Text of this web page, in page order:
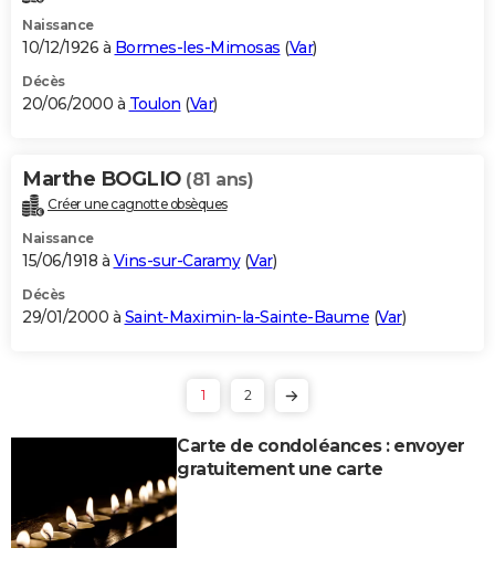
Naissance
10/12/1926 à Bormes-les-Mimosas (Var)
Décès
20/06/2000 à Toulon (Var)
Marthe BOGLIO (81 ans)
Créer une cagnotte obsèques
Naissance
15/06/1918 à Vins-sur-Caramy(Var)
Décès
29/01/2000 à Saint-Maximin-la-Sainte-Baume (Var)
1 2
Carte de condoléances : envoyer
gratuitement une carte